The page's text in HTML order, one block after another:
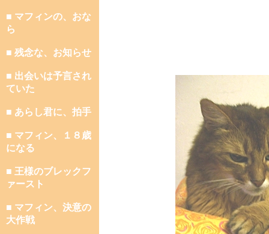
■ マフィンの、おな
ら
■ 残念な、お知らせ
■ 出会いは予言され
ていた
■ あらし君に、拍手
■ マフィン、１８歳
になる
■ 王様のブレックフ
ァースト
■ マフィン、決意の
大作戦